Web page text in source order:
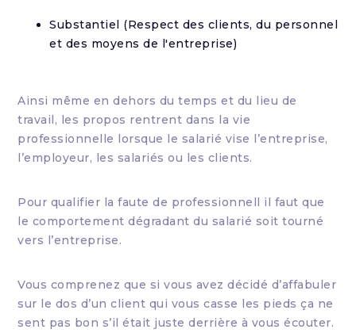
Substantiel (Respect des clients, du personnel
et des moyens de l'entreprise)
Ainsi même en dehors du temps et du lieu de
travail, les propos rentrent dans la vie
professionnelle lorsque le salarié vise l’entreprise,
l’employeur, les salariés ou les clients.
Pour qualifier la faute de professionnell il faut que
le comportement dégradant du salarié soit tourné
vers l’entreprise.
Vous comprenez que si vous avez décidé d’affabuler
sur le dos d’un client qui vous casse les pieds ça ne
sent pas bon s’il était juste derrière à vous écouter.